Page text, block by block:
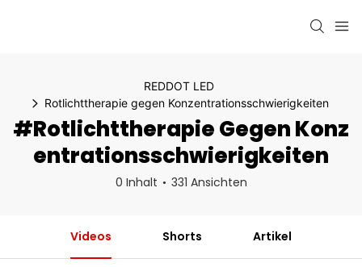
REDDOT LED
Rotlichttherapie gegen Konzentrationsschwierigkeiten
#Rotlichttherapie Gegen Konz
Entrationsschwierigkeiten
0 Inhalt 331 Ansichten
Videos Shorts Artikel